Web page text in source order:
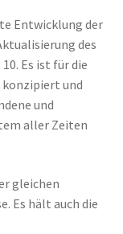
Entwicklung der
des
Es ist für die
und
und
aller Zeiten
gleichen
Es hält auch die